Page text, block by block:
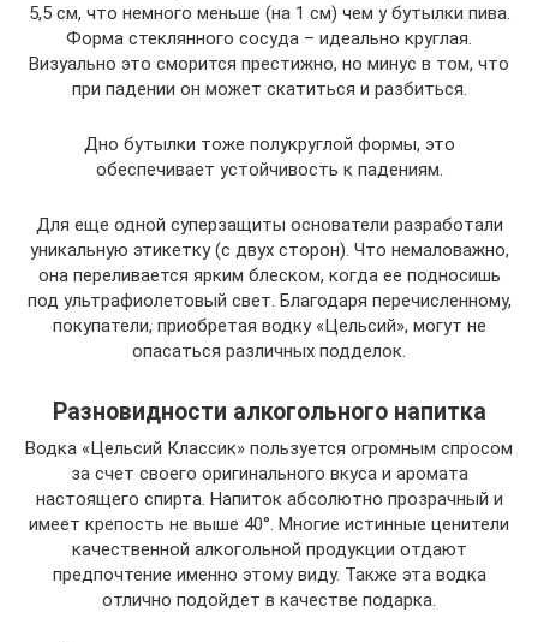
5,5 см, что немного меньше (на 1 см) чем у бутылки пива.
Форма стеклянного сосуда – идеально круглая.
Визуально это сморится престижно, но минус в том, что
при падении он может скатиться и разбиться.
Дно бутылки тоже полукруглой формы, это
обеспечивает устойчивость к падениям.
Для еще одной суперзащиты основатели разработали
уникальную этикетку (с двух сторон). Что немаловажно,
она переливается ярким блеском, когда ее подносишь
под ультрафиолетовый свет. Благодаря перечисленному,
покупатели, приобретая водку «Цельсий», могут не
опасаться различных подделок.
Разновидности алкогольного напитка
Водка «Цельсий Классик» пользуется огромным спросом
за счет своего оригинального вкуса и аромата
настоящего спирта. Напиток абсолютно прозрачный и
имеет крепость не выше 40°. Многие истинные ценители
качественной алкогольной продукции отдают
предпочтение именно этому виду. Также эта водка
отлично подойдет в качестве подарка.